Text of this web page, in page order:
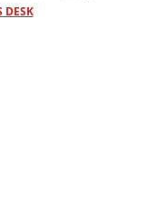
നിസ്സാന്‍ ‍ടെക്ടൺ
DESK